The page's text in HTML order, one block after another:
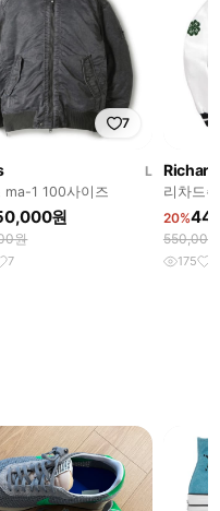
7
L
ma-1 100사이즈
원
원
7
리차드
20%
550,000
175